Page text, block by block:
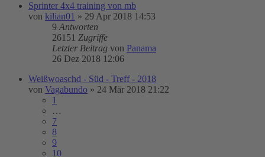
Sprinter 4x4 training von mb
von kilian01 » 29 Apr 2018 14:53
9 Antworten
26151 Zugriffe
Letzter Beitrag von Panama
26 Dez 2018 12:06
Weißwoaschd - Süd - Treff - 2018
von Vagabundo » 24 Mär 2018 21:22
1
…
7
8
9
10